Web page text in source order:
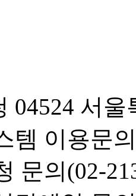
04524 서
템 이용문
문의(02-